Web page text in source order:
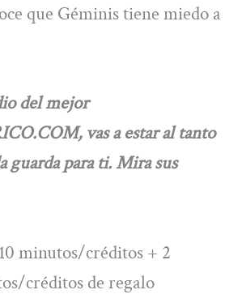
que Géminis tiene miedo a
del mejor
vas a estar al tanto
guarda para ti. Mira sus
minutos/créditos + 2
créditos de regalo